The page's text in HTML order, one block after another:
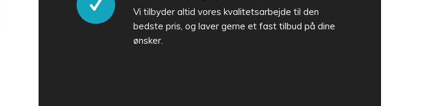
Vi tilbyder altid vores kvalitetsarbejde til den
bedste pris, og laver gerne et fast tilbud på dine
ønsker.